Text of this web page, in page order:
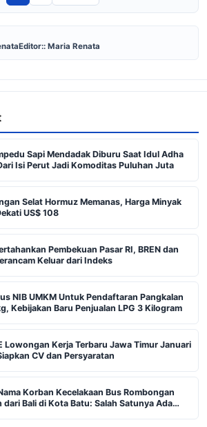
Editor:: Maria Renata
Sapi Mendadak Diburu Saat Idul Adha
Isi Perut Jadi Komoditas Puluhan Juta
Selat Hormuz Memanas, Harga Minyak
US$ 108
Pembekuan Pasar RI, BREN dan
Keluar dari Indeks
NIB UMKM Untuk Pendaftaran Pangkalan
Kebijakan Baru Penjualan LPG 3 Kilogram
Lowongan Kerja Terbaru Jawa Timur Januari
CV dan Persyaratan
Korban Kecelakaan Bus Rombongan
dari Bali di Kota Batu: Salah Satunya Ada